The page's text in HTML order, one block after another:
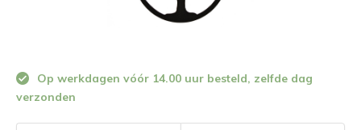
Op werkdagen vóór 14.00 uur besteld, zelfde dag
verzonden